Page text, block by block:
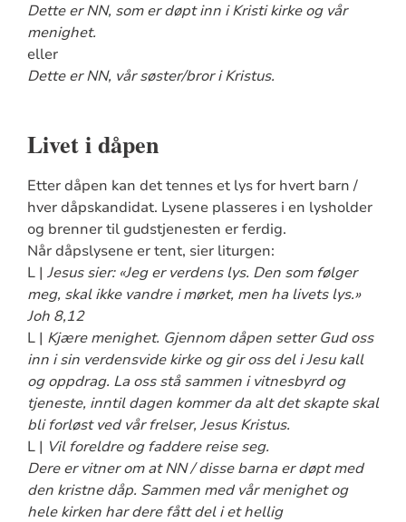
Dette er NN, som er døpt inn i Kristi kirke og vår
menighet.
eller
Dette er NN, vår søster/bror i Kristus.
Livet i dåpen
Etter dåpen kan det tennes et lys for hvert barn /
hver dåpskandidat. Lysene plasseres i en lysholder
og brenner til gudstjenesten er ferdig.
Når dåpslysene er tent, sier liturgen:
L | Jesus sier: «Jeg er verdens lys. Den som følger
meg, skal ikke vandre i mørket, men ha livets lys.»
Joh 8,12
L | Kjære menighet. Gjennom dåpen setter Gud oss
inn i sin verdensvide kirke og gir oss del i Jesu kall
og oppdrag. La oss stå sammen i vitnesbyrd og
tjeneste, inntil dagen kommer da alt det skapte skal
bli forløst ved vår frelser, Jesus Kristus.
L | Vil foreldre og faddere reise seg.
Dere er vitner om at NN / disse barna er døpt med
den kristne dåp. Sammen med vår menighet og
hele kirken har dere fått del i et hellig